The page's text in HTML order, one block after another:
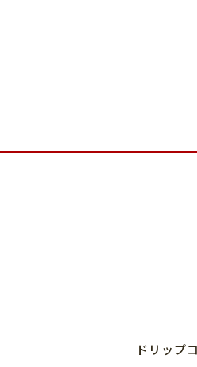
ドリップ